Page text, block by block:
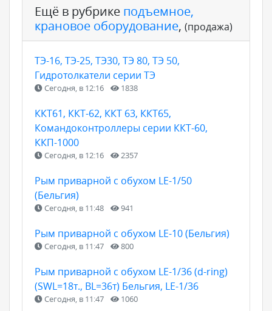
Ещё в рубрике подъемное,
крановое оборудование, (продажа)
ТЭ-16, ТЭ-25, ТЭ30, ТЭ 80, ТЭ 50,
Гидротолкатели серии ТЭ
Сегодня, в 12:16 1838
ККТ61, ККТ-62, ККТ 63, ККТ65,
Командоконтроллеры серии ККТ-60,
ККП-1000
Сегодня, в 12:16 2357
Рым приварной с обухом LE-1/50
(Бельгия)
Сегодня, в 11:48 941
Рым приварной с обухом LE-10 (Бельгия)
Сегодня, в 11:47 800
Рым приварной с обухом LE-1/36 (d-ring)
(SWL=18т., BL=36т) Бельгия, LE-1/36
Сегодня, в 11:47 1060